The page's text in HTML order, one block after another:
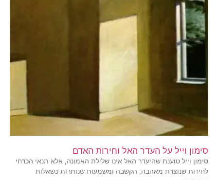
סימון וייל על העדר האל וחירות האדם
סימון וייל טוענת שהיעדר האל אינו שלילת האמונה, אלא תנאי הכרחי
לחירות שנוצרת מאהבה, הקשבה ומשמעות שנותרות כשאלות